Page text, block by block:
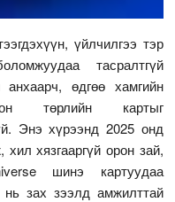
үйлчилгээ тэр
тасралтгүй
өдгөө хамгийн
төрлийн картыг
Энэ хүрээнд 2025 онд
хязгааргүй орон зай,
шинэ картуудаа
зах зээлд амжилттай